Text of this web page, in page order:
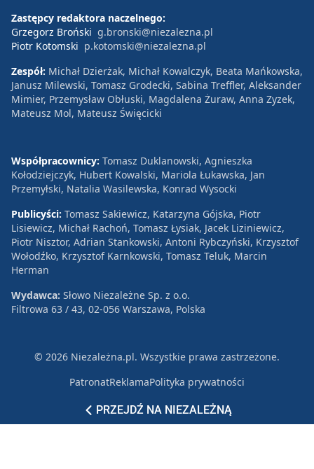
PRZEJDŹ NA NIEZALEŻNĄ
Zastępcy redaktora naczelnego:
Grzegorz Broński g.bronski@niezalezna.pl
Piotr Kotomski p.kotomski@niezalezna.pl
Zespół: Michał Dzierżak, Michał Kowalczyk, Beata Mańkowska,
Janusz Milewski, Tomasz Grodecki, Sabina Treffler, Aleksander
Mimier, Przemysław Obłuski, Magdalena Żuraw, Anna Zyzek,
Mateusz Mol, Mateusz Święcicki
Współpracownicy: Tomasz Duklanowski, Agnieszka
Kołodziejczyk, Hubert Kowalski, Mariola Łukawska, Jan
Przemyłski, Natalia Wasilewska, Konrad Wysocki
Publicyści: Tomasz Sakiewicz, Katarzyna Gójska, Piotr
Lisiewicz, Michał Rachoń, Tomasz Łysiak, Jacek Liziniewicz,
Piotr Nisztor, Adrian Stankowski, Antoni Rybczyński, Krzysztof
Wołodźko, Krzysztof Karnkowski, Tomasz Teluk, Marcin
Herman
Wydawca: Słowo Niezależne Sp. z o.o.
Filtrowa 63 / 43, 02-056 Warszawa, Polska
© 2026 Niezależna.pl. Wszystkie prawa zastrzeżone.
PatronatReklamaPolityka prywatności